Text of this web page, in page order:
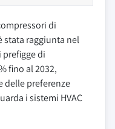
di
stata raggiunta nel
prefigge di
fino al 2032,
delle preferenze
i sistemi HVAC